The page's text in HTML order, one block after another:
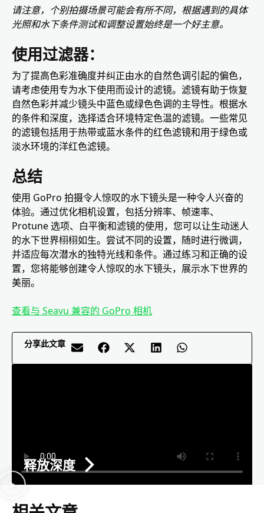
请注意，个别拍摄场景可能会有所不同，根据遇到的具体
光照和水下条件测试和调整设置始终是一个好主意。
使用过滤器：
为了提高色彩准确度并纠正由水的自然色调引起的偏色，
请考虑使用专为水下使用而设计的滤镜。滤镜有助于恢复
自然色彩并减少镜头中蓝色或绿色色调的主导性。根据水
的条件和深度，选择适合环境特定色温的滤镜。一些常见
的滤镜包括用于热带或蓝水条件的红色滤镜和用于绿色或
淡水环境的洋红色滤镜。
总结
使用 GoPro 拍摄令人惊叹的水下镜头是一种令人兴奋的
体验。通过优化相机设置，包括分辨率、帧速率、
Protune 选项、白平衡和滤镜的使用，您可以让生动迷人
的水下世界栩栩如生。尝试不同的设置，随时进行微调，
并适应每次潜水的独特光线和条件。通过练习和正确的设
置，您将能够创建令人惊叹的水下镜头，展示水下世界的
美丽。
查看与 Seavu 兼容的 GoPro 相机
分享此文章
释放深度